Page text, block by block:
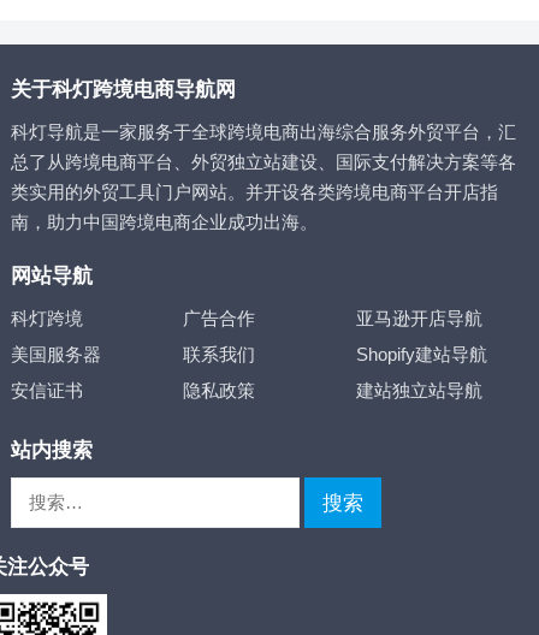
关于科灯跨境电商导航网
科灯导航是一家服务于全球跨境电商出海综合服务外贸平台，汇
总了从跨境电商平台、外贸独立站建设、国际支付解决方案等各
类实用的外贸工具门户网站。并开设各类跨境电商平台开店指
南，助力中国跨境电商企业成功出海。
网站导航
科灯跨境 广告合作
亚马逊开店导航
美国服务器
联系我们
Shopify建站导航
安信证书
隐私政策 建站独立站导航
站内搜索
注公众号